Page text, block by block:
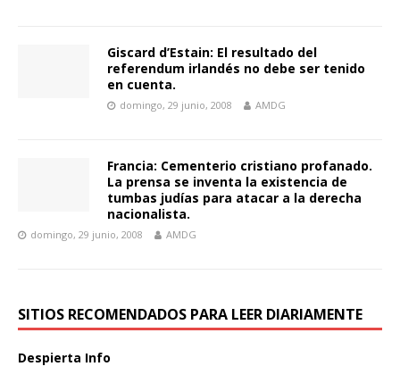
Giscard d’Estain: El resultado del
referendum irlandés no debe ser tenido
en cuenta.
domingo, 29 junio, 2008 AMDG
Francia: Cementerio cristiano profanado.
La prensa se inventa la existencia de
tumbas judías para atacar a la derecha
nacionalista.
domingo, 29 junio, 2008 AMDG
SITIOS RECOMENDADOS PARA LEER DIARIAMENTE
Despierta Info